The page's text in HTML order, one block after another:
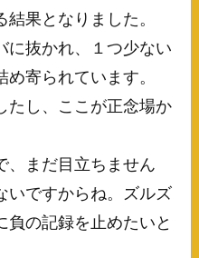
果となりました。
に抜かれ、１つ少ない
寄られています。
たし、ここが正念場か
、まだ目立ちません
いですからね。ズルズ
負の記録を止めたいと